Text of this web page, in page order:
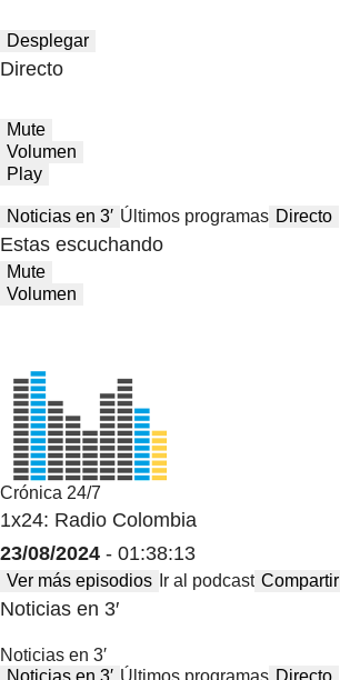
Desplegar
Directo
Mute
Volumen
Play
Noticias en 3′ Últimos programas Directo
Estas escuchando
Mute
Volumen
Crónica 24/7
1x24: Radio Colombia
23/08/2024 - 01:38:13
Ver más episodios Ir al podcast Compartir
Noticias en 3′
Noticias en 3′